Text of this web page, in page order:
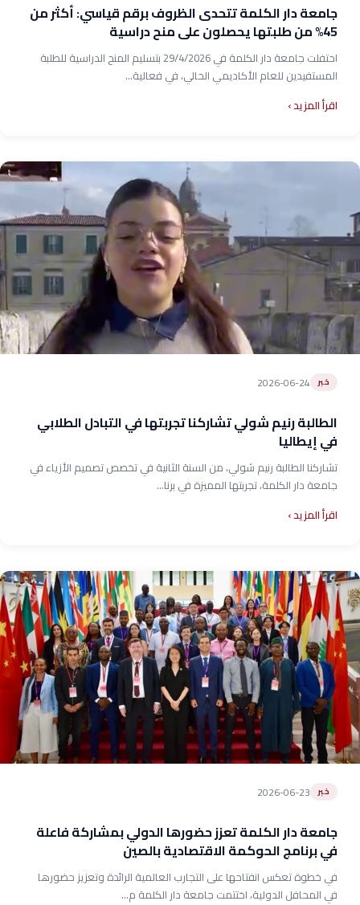
جامعة دار الكلمة تتحدى الظروف برقم قياسي: أكثر من
45% من طلبتها يحصلون على منح دراسية
احتفلت جامعة دار الكلمة في 29/4/2026 بتسليم المنح الدراسية للطلبة
المستفيدين للعام الأكاديمي الحالي، في فعالية...
اقرأ المزيد
خبر 2026-06-24
الطالبة رنيم شولي تشاركنا تجربتها في التبادل الطلابي
في إيطاليا
تشاركنا الطالبة رنيم شولي، من السنة الثانية في تخصص تصميم الأزياء في
جامعة دار الكلمة، تجربتها المميزة في برنا...
اقرأ المزيد
خبر 2026-06-23
جامعة دار الكلمة تعزز حضورها الدولي بمشاركة فاعلة
في برنامج الحوكمة الاقتصادية بالصين
في خطوة تعكس انفتاحها على التجارب العالمية الرائدة وتعزيز حضورها
في المحافل الدولية، اختتمت جامعة دار الكلمة م...